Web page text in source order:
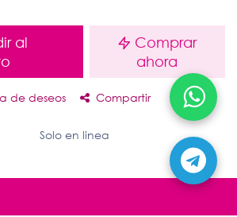
al
Comprar
ahora
de deseos Compartir
Solo en linea